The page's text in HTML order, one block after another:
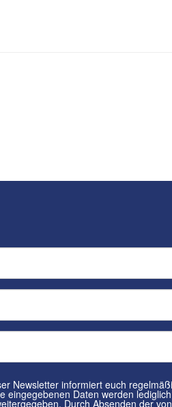
euch regelmäßig per E-Mail über Neuigkeiten rund um euren
werden lediglich zur Personalisierung des Newsletters verwendet und
Durch Absenden der von Ihnen eingegebenen Daten willigt ihr in die